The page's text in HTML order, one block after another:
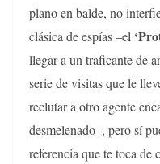
plano en balde, no
clásica de espías –el
llegar a un traficante de
serie de visitas que le
reclutar a otro agente
desmelenado–, pero sí
referencia que te toca de